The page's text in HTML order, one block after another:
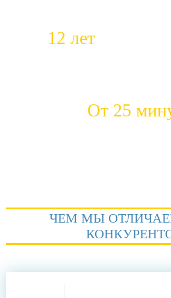
12 лет
От 25
ЧЕМ МЫ